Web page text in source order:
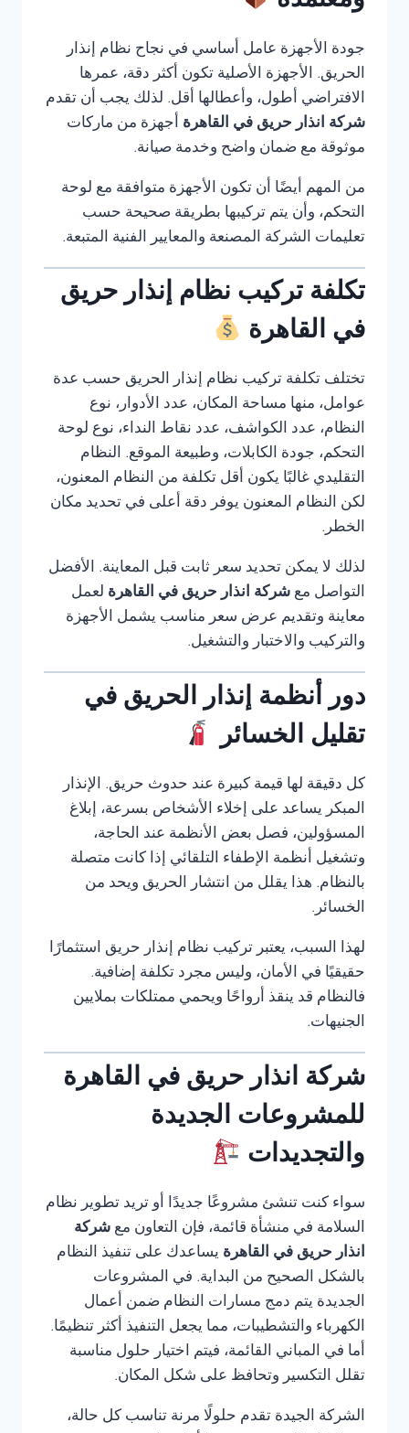
جودة الأجهزة عامل أساسي في نجاح نظام إنذار
الحريق. الأجهزة الأصلية تكون أكثر دقة، عمرها
الافتراضي أطول، وأعطالها أقل. لذلك يجب أن تقدم
شركة انذار حريق في القاهرة أجهزة من ماركات
موثوقة مع ضمان واضح وخدمة صيانة.
من المهم أيضًا أن تكون الأجهزة متوافقة مع لوحة
التحكم، وأن يتم تركيبها بطريقة صحيحة حسب
تعليمات الشركة المصنعة والمعايير الفنية المتبعة.
تكلفة تركيب نظام إنذار حريق
في القاهرة
تختلف تكلفة تركيب نظام إنذار الحريق حسب عدة
عوامل، منها مساحة المكان، عدد الأدوار، نوع
النظام، عدد الكواشف، عدد نقاط النداء، نوع لوحة
التحكم، جودة الكابلات، وطبيعة الموقع. النظام
التقليدي غالبًا يكون أقل تكلفة من النظام المعنون،
لكن النظام المعنون يوفر دقة أعلى في تحديد مكان
الخطر.
لذلك لا يمكن تحديد سعر ثابت قبل المعاينة. الأفضل
التواصل مع شركة انذار حريق في القاهرة لعمل
معاينة وتقديم عرض سعر مناسب يشمل الأجهزة
والتركيب والاختبار والتشغيل.
دور أنظمة إنذار الحريق في
تقليل الخسائر
كل دقيقة لها قيمة كبيرة عند حدوث حريق. الإنذار
المبكر يساعد على إخلاء الأشخاص بسرعة، إبلاغ
المسؤولين، فصل بعض الأنظمة عند الحاجة،
وتشغيل أنظمة الإطفاء التلقائي إذا كانت متصلة
بالنظام. هذا يقلل من انتشار الحريق ويحد من
الخسائر.
لهذا السبب، يعتبر تركيب نظام إنذار حريق استثمارًا
حقيقيًا في الأمان، وليس مجرد تكلفة إضافية.
فالنظام قد ينقذ أرواحًا ويحمي ممتلكات بملايين
الجنيهات.
شركة انذار حريق في القاهرة
للمشروعات الجديدة
والتجديدات
سواء كنت تنشئ مشروعًا جديدًا أو تريد تطوير نظام
السلامة في منشأة قائمة، فإن التعاون مع شركة
انذار حريق في القاهرة يساعدك على تنفيذ النظام
بالشكل الصحيح من البداية. في المشروعات
الجديدة يتم دمج مسارات النظام ضمن أعمال
الكهرباء والتشطيبات، مما يجعل التنفيذ أكثر تنظيمًا.
أما في المباني القائمة، فيتم اختيار حلول مناسبة
تقلل التكسير وتحافظ على شكل المكان.
الشركة الجيدة تقدم حلولًا مرنة تناسب كل حالة،